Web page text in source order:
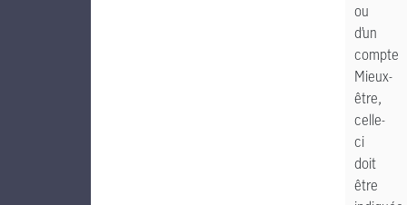
ou
d’un
compte
Mieux-
être,
celle-
ci
doit
être